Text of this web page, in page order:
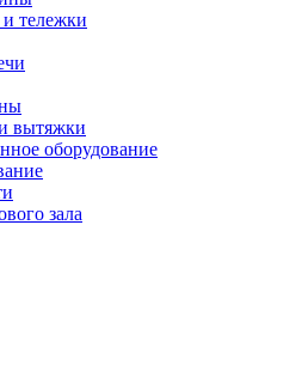
тележки
вытяжки
оборудование
зала